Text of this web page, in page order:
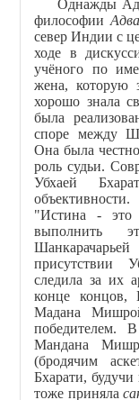
Однажды Ади
философии
север Индии с
ходе в
учёного по
жена, которую
хорошо знала
была
споре между
Она была
роль судьи.
Убхаей
"Истина - это
выполнить
присутствии
следила за их
конце концов,
Мадана
победителем.
Мандана
(бродячим
Бхарати,
тоже приняла